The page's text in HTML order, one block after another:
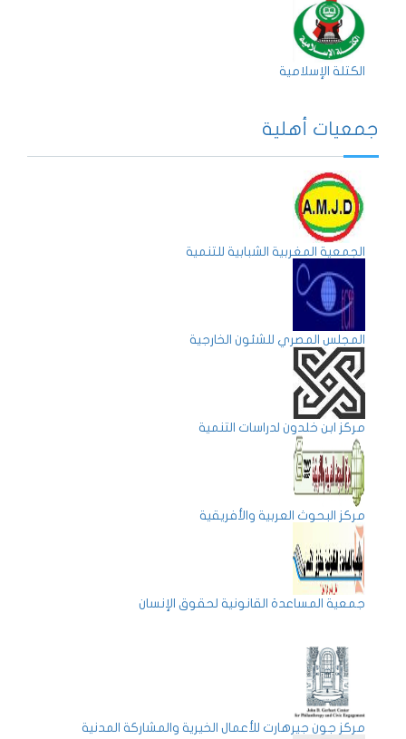
الكتلة الإسلامية
جمعيات أهلية
الجمعية المغربية الشبابية للتنمية
المجلس المصري للشئون الخارجية
مركز ابن خلدون لدراسات التنمية
مركز البحوث العربية والأفريقية
جمعية المساعدة القانونية لحقوق الإنسان
مركز جون جيرهارت للأعمال الخيرية والمشاركة المدنية